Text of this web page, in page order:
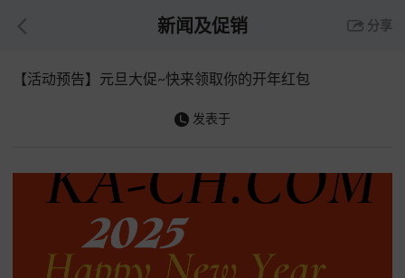
新闻及促销 分享
【活动预告】元旦大促~快来领取你的开年红包
发表于